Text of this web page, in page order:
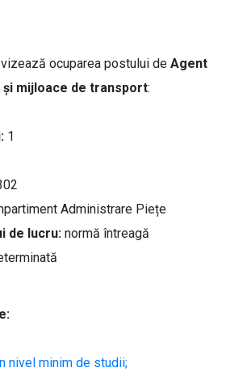
vizează ocuparea postului de Agent
mijloace de transport:
1
Administrare Piețe
de lucru: normă întreagă
nivel minim de studii;